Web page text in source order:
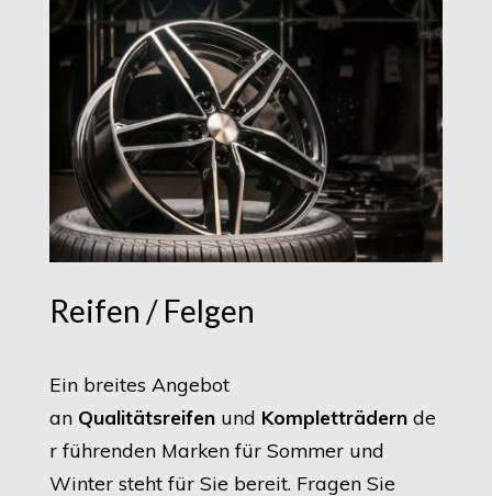
Reifen / Felgen
Ein breites Angebot
an Qualitätsreifen und Kompletträdern de
r führenden Marken für Sommer und
Winter steht für Sie bereit. Fragen Sie